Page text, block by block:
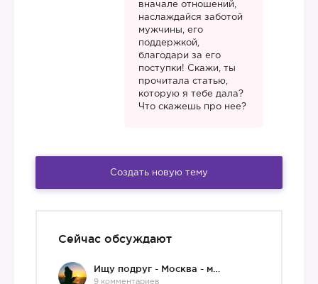
вначале отношений,
наслаждайся заботой
мужчины, его
поддержкой,
благодари за его
поступки! Скажи, ты
прочитала статью,
которую я тебе дала?
Что скажешь про нее?
Создать новую тему
Сейчас обсуждают
9 комментариев